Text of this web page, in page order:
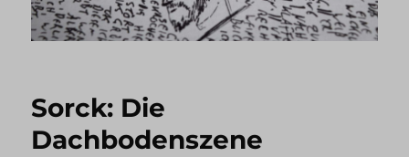
Sorck: Die
Dachbodenszene